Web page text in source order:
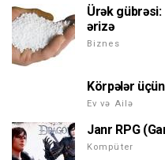
Ürək
ərizə
Biznes
Körpələr
Ev və Ailə
Janr RPG
Kompüter